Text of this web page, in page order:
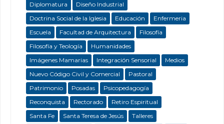
Diplomatura
Diseño Industrial
Doctrina Social de la Iglesia
Educación
Enfermeria
Escuela
Facultad de Arquitectura
Filosofía
Filosofía y Teología
Humanidades
Imágenes Mamarias
Integración Sensorial
Medios
Nuevo Código Civil y Comercial
Pastoral
Patrimonio
Posadas
Psicopedagogía
Reconquista
Rectorado
Retiro Espiritual
Santa Fe
Santa Teresa de Jesús
Talleres